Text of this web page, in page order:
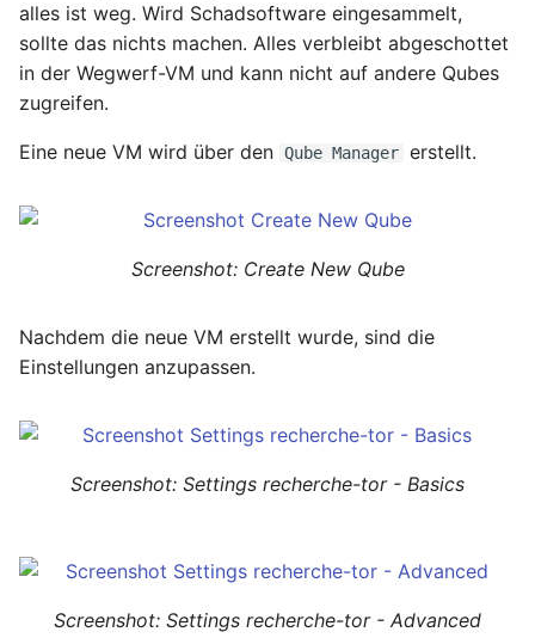
alles ist weg. Wird Schadsoftware eingesammelt,
sollte das nichts machen. Alles verbleibt abgeschottet
in der Wegwerf-VM und kann nicht auf andere Qubes
zugreifen.
Eine neue VM wird über den Qube Manager erstellt.
Screenshot: Create New Qube
Nachdem die neue VM erstellt wurde, sind die
Einstellungen anzupassen.
Screenshot: Settings recherche-tor - Basics
Screenshot: Settings recherche-tor - Advanced